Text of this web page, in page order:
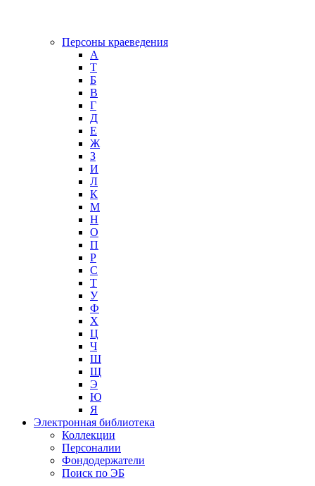
Персоны краеведения
А
T
Б
В
Г
Д
Е
Ж
З
И
Л
К
М
Н
О
П
Р
С
Т
У
Ф
Х
Ц
Ч
Ш
Щ
Э
Ю
Я
Электронная библиотека
Коллекции
Персоналии
Фондодержатели
Поиск по ЭБ